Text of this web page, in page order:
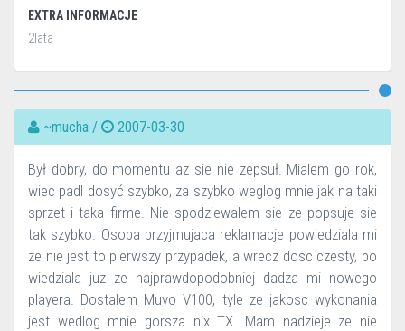
EXTRA INFORMACJE
2lata
~mucha / 2007-03-30
Był dobry, do momentu az sie nie zepsuł. Mialem go rok,
wiec padl dosyć szybko, za szybko weglog mnie jak na taki
sprzet i taka firme. Nie spodziewalem sie ze popsuje sie
tak szybko. Osoba przyjmujaca reklamacje powiedziala mi
ze nie jest to pierwszy przypadek, a wrecz dosc czesty, bo
wiedziala juz ze najprawdopodobniej dadza mi nowego
playera. Dostalem Muvo V100, tyle ze jakosc wykonania
jest wedlog mnie gorsza nix TX. Mam nadzieje ze nie